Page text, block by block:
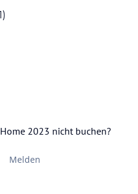
)
2023 nicht buchen?
Melden